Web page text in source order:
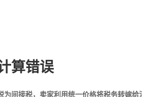
算错误
为间接税，卖家利用统一价格将税务转嫁